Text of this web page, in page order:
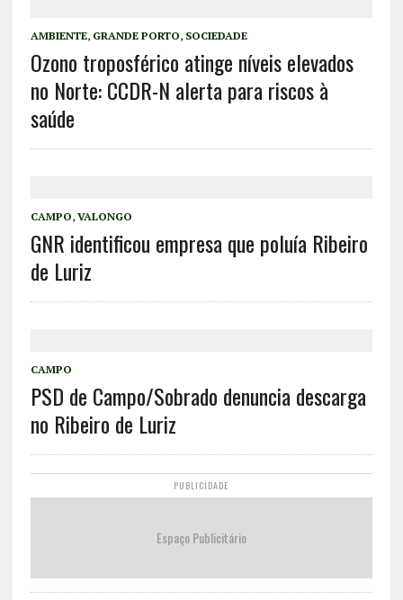
AMBIENTE, GRANDE PORTO, SOCIEDADE
Ozono troposférico atinge níveis elevados
no Norte: CCDR-N alerta para riscos à
saúde
CAMPO, VALONGO
GNR identificou empresa que poluía Ribeiro
de Luriz
CAMPO
PSD de Campo/Sobrado denuncia descarga
no Ribeiro de Luriz
PUBLICIDADE
Espaço Publicitário